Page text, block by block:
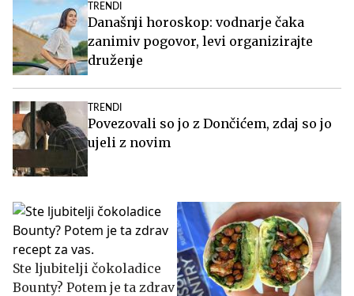
TRENDI
Današnji horoskop: vodnarje čaka
zanimiv pogovor, levi organizirajte
druženje
TRENDI
Povezovali so jo z Dončićem, zdaj so jo
ujeli z novim
Ste ljubitelji čokoladice
Bounty? Potem je ta zdrav